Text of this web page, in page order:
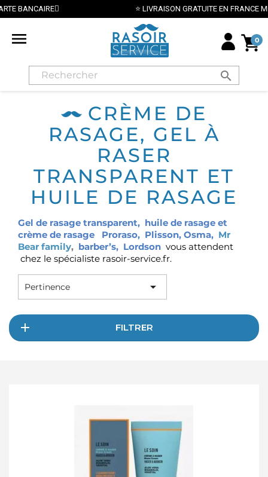
⭐ LIVRAISON GRATUITE EN FRANCE
 0
search
CRÈME DE
RASAGE, GEL À
RASER
TRANSPARENT ET
HUILE DE RASAGE
Gel de rasage transparent, huile de rasage et
crème de rasage
Proraso, Plisson, Osma, Mr
Bear family, barber’s, Lordson vous attendent
chez le spécialiste rasoir-service.fr.
Pertinence 
FILTRER